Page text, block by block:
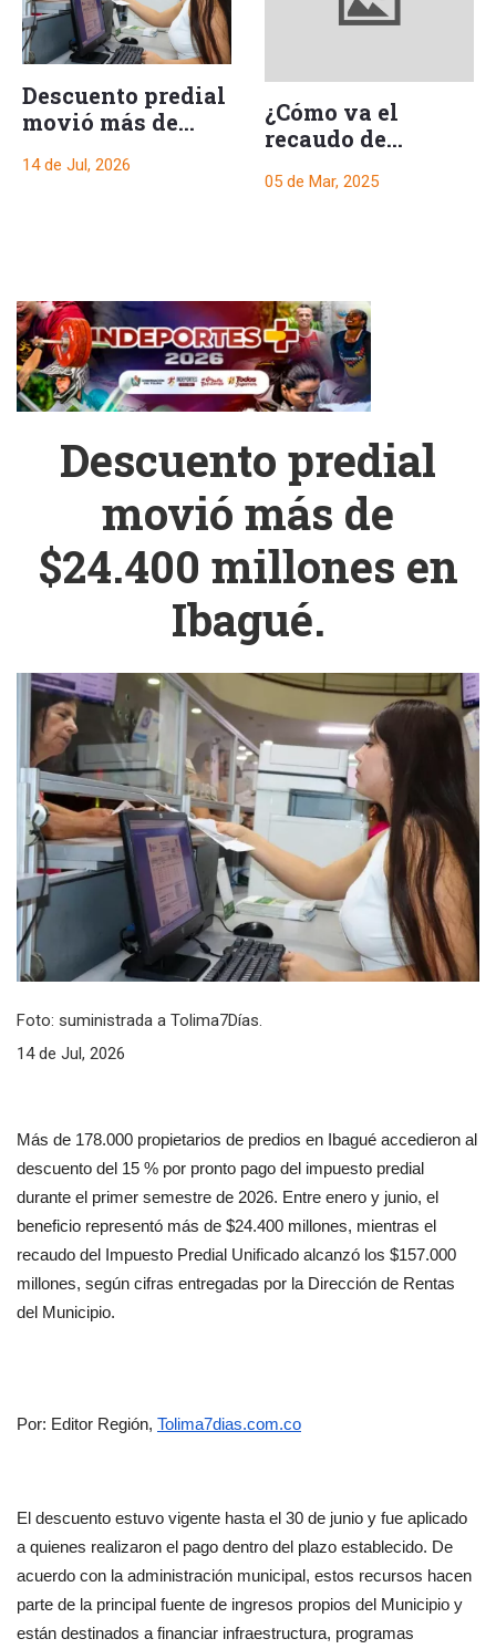
Descuento predial
movió más de
en Ibagué.
14 de Jul, 2026
¿Cómo va el
recaudo de
Tolima?
05 de Mar, 2025
Descuento predial
movió más de
$24.400 millones en
Ibagué.
Foto: suministrada a Tolima7Días.
14 de Jul, 2026
Más de 178.000 propietarios de predios en Ibagué accedieron al
descuento del 15 % por pronto pago del impuesto predial
durante el primer semestre de 2026. Entre enero y junio, el
beneficio representó más de $24.400 millones, mientras el
recaudo del Impuesto Predial Unificado alcanzó los $157.000
millones, según cifras entregadas por la Dirección de Rentas
del Municipio.
Por: Editor Región, Tolima7dias.com.co
El descuento estuvo vigente hasta el 30 de junio y fue aplicado
a quienes realizaron el pago dentro del plazo establecido. De
acuerdo con la administración municipal, estos recursos hacen
parte de la principal fuente de ingresos propios del Municipio y
están destinados a financiar infraestructura, programas